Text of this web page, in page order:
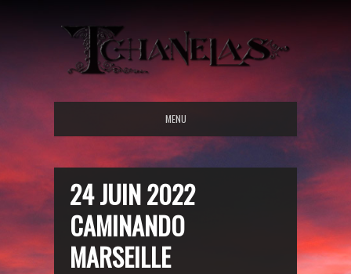
MENU
24 JUIN 2022
CAMINANDO
MARSEILLE